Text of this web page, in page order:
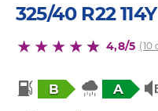
325/40 R22 114Y
4,8/5 (10
B A